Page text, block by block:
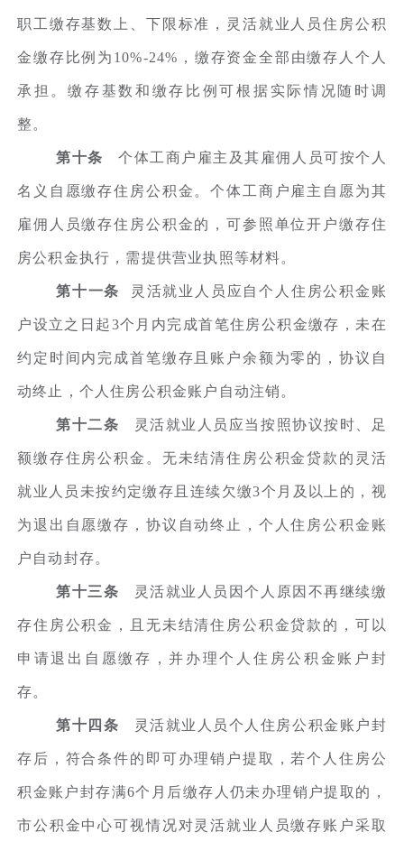
职工缴存基数上、下限标准，灵活就业人员住房公积
金缴存比例为10%-24%，缴存资金全部由缴存人个人
承担。缴存基数和缴存比例可根据实际情况随时调
整。
第十条 个体工商户雇主及其雇佣人员可按个人
名义自愿缴存住房公积金。个体工商户雇主自愿为其
雇佣人员缴存住房公积金的，可参照单位开户缴存住
房公积金执行，需提供营业执照等材料。
第十一条 灵活就业人员应自个人住房公积金账
户设立之日起3个月内完成首笔住房公积金缴存，未在
约定时间内完成首笔缴存且账户余额为零的，协议自
动终止，个人住房公积金账户自动注销。
第十二条 灵活就业人员应当按照协议按时、足
额缴存住房公积金。无未结清住房公积金贷款的灵活
就业人员未按约定缴存且连续欠缴3个月及以上的，视
为退出自愿缴存，协议自动终止，个人住房公积金账
户自动封存。
第十三条 灵活就业人员因个人原因不再继续缴
存住房公积金，且无未结清住房公积金贷款的，可以
申请退出自愿缴存，并办理个人住房公积金账户封
存。
第十四条 灵活就业人员个人住房公积金账户封
存后，符合条件的即可办理销户提取，若个人住房公
积金账户封存满6个月后缴存人仍未办理销户提取的，
市公积金中心可视情况对灵活就业人员缴存账户采取